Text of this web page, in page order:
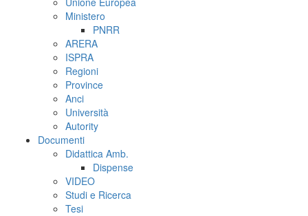
Ministero
PNRR
ARERA
ISPRA
Regioni
Province
Anci
Università
Autority
Documenti
Didattica Amb.
Dispense
VIDEO
Studi e Ricerca
Tesi